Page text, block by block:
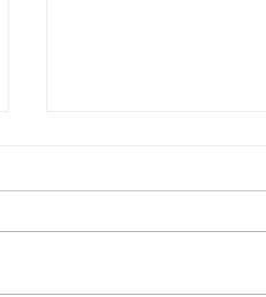
Небезпека зачепінгу